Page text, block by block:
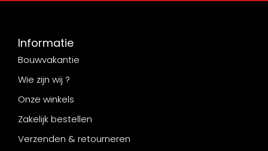
Informatie
Bouwvakantie
Wie zijn wij ?
Onze winkels
Zakelijk bestellen
Verzenden & retourneren